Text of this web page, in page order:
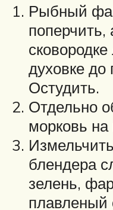
Рыбный
духовке до
Остудить.
Отдельно
морковь
блендера
зелень,
плавленый